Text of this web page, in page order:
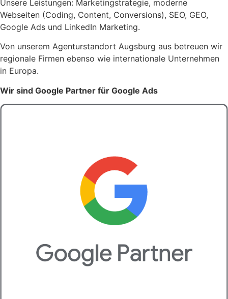
Unsere Leistungen: Marketingstrategie, moderne
Webseiten (Coding, Content, Conversions), SEO, GEO,
Google Ads und LinkedIn Marketing.
Von unserem Agenturstandort Augsburg aus betreuen wir
regionale Firmen ebenso wie internationale Unternehmen
in Europa.
Wir sind Google Partner für Google Ads